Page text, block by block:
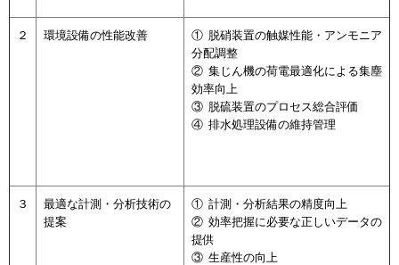
２ 環境設備の性能改善
① 脱硝装置の触媒性能・アンモニア
分配調整
② 集じん機の荷電最適化による集塵
効率向上
③ 脱硫装置のプロセス総合評価
④ 排水処理設備の維持管理
３
最適な計測・分析技術の
提案
① 計測・分析結果の精度向上
② 効率把握に必要な正しいデータの
提供
③ 生産性の向上